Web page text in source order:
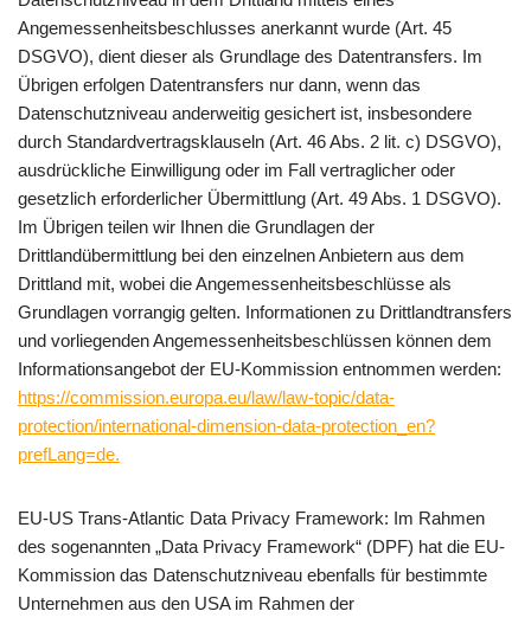
Angemessenheitsbeschlusses anerkannt wurde (Art. 45
DSGVO), dient dieser als Grundlage des Datentransfers. Im
Übrigen erfolgen Datentransfers nur dann, wenn das
Datenschutzniveau anderweitig gesichert ist, insbesondere
durch Standardvertragsklauseln (Art. 46 Abs. 2 lit. c) DSGVO),
ausdrückliche Einwilligung oder im Fall vertraglicher oder
gesetzlich erforderlicher Übermittlung (Art. 49 Abs. 1 DSGVO).
Im Übrigen teilen wir Ihnen die Grundlagen der
Drittlandübermittlung bei den einzelnen Anbietern aus dem
Drittland mit, wobei die Angemessenheitsbeschlüsse als
Grundlagen vorrangig gelten. Informationen zu Drittlandtransfers
und vorliegenden Angemessenheitsbeschlüssen können dem
Informationsangebot der EU-Kommission entnommen werden:
https://commission.europa.eu/law/law-topic/data-
protection/international-dimension-data-protection_en?
prefLang=de.
EU-US Trans-Atlantic Data Privacy Framework: Im Rahmen
des sogenannten „Data Privacy Framework“ (DPF) hat die EU-
Kommission das Datenschutzniveau ebenfalls für bestimmte
Unternehmen aus den USA im Rahmen der